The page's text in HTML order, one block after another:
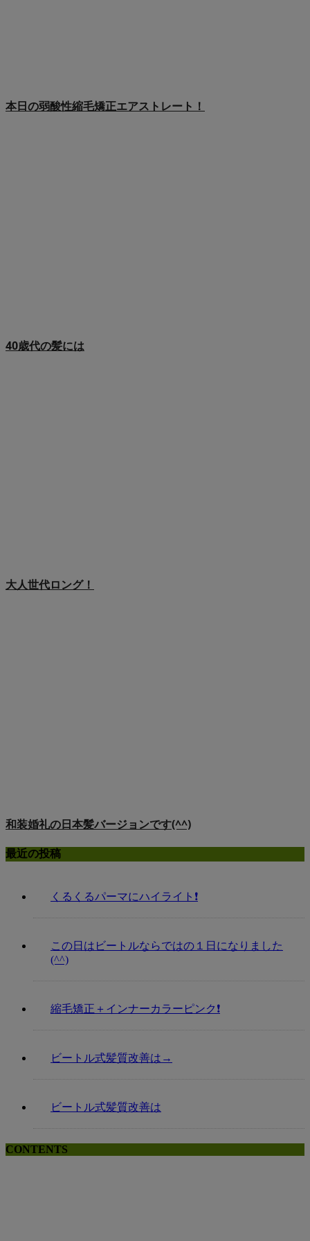
本日の弱酸性縮毛矯正エアストレート！
40歳代の髪には
大人世代ロング！
和装婚礼の日本髪バージョンです(^^)
最近の投稿
くるくるパーマにハイライト❗️
この日はビートルならではの１日になりました
(^^)
縮毛矯正＋インナーカラーピンク❗️
ビートル式髪質改善は→
ビートル式髪質改善は
CONTENTS